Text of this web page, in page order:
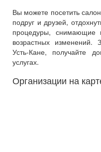
Вы можете посетить
подруг и друзей,
процедуры, снимающие
возрастных
Усть-Кане, получайте
услугах.
Организации на